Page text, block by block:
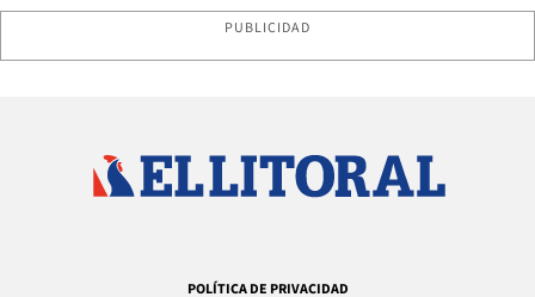
PUBLICIDAD
POLÍTICA DE PRIVACIDAD